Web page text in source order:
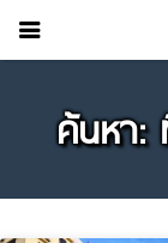
ค้นหา: